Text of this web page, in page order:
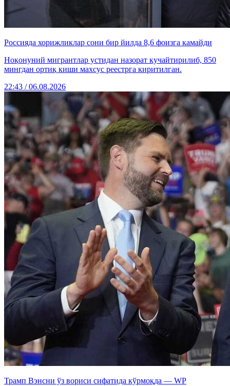
Россияда хорижликлар сони бир йилда 8,6 фоизга камайди
Ноқонуний мигрантлар устидан назорат кучайтирилиб, 850
мингдан ортиқ киши махсус реестрга киритилган.
22:43 / 06.08.2026
Трамп Вэнсни ўз вориси сифатида кўрмоқда — WP